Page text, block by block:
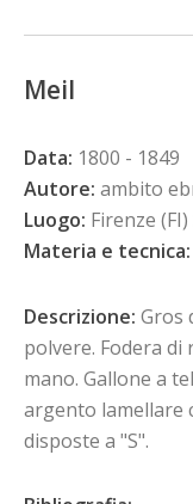
Meil
Data: 1800 - 1849
Autore: ambito
Luogo: Firenze
Materia e tecnica:
Descrizione: Gros
polvere. Fodera di
mano. Gallone a
argento lamellare
disposte a "S".